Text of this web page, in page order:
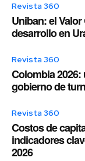
Revista 360
Uniban: el
desarrollo en
Revista 360
Colombia 2026:
gobierno de
Revista 360
Costos de
indicadores
2026